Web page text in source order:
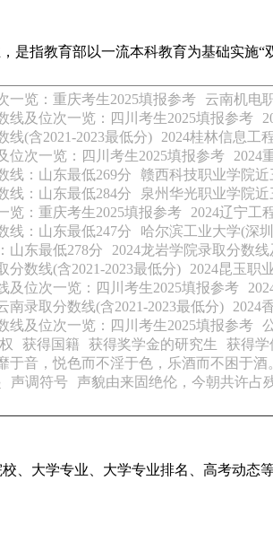
是指教育部以一流本科教育为基础实施
一览：重庆考生2025填报参考
云南机电
线及位次一览：四川考生2025填报参考
(含2021-2023最低分)
2024桂林信息工
位次一览：四川考生2025填报参考
2024
线：山东最低269分
赣西科技职业学院近
线：山东最低284分
泉州华光职业学院
览：重庆考生2025填报参考
2024辽宁工
线：山东最低247分
哈尔滨工业大学(深
山东最低278分
2024龙岩学院录取分数
数线(含2021-2023最低分)
2024昆玉职
及位次一览：四川考生2025填报参考
录取分数线(含2021-2023最低分)
2024
线及位次一览：四川考生2025填报参考
获得国籍 获得奖学金的研究生 获得学
于音，悦色而不淫于色，乐酒而不困于
声调符号 声貌由来固绝伦，今朝共许占
、大学专业、大学专业排名、高考动态